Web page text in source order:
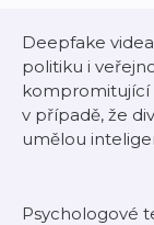
Deepfake
politiku i
kompromitující
v případě, že
umělou
Psychologové